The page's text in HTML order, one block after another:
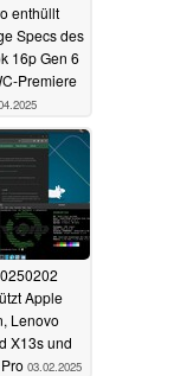
enthüllt
Specs des
16p Gen 6
Premiere
Apple
Lenovo
X13s und
03.02.2025